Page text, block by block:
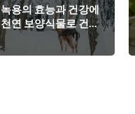
녹용의 효능과 건강에
천연 보양식물로 건강
을 챙기는 지혜